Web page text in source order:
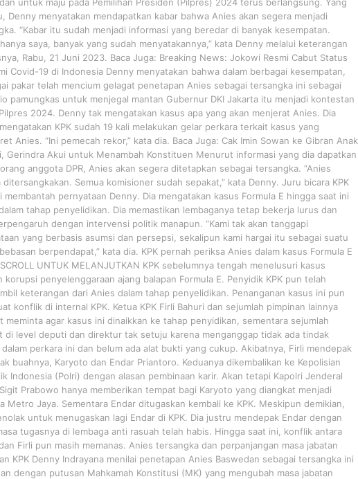
Denny menyatakan mendapatkan kabar bahwa Anies akan segera menjadi
“Kabar itu sudah menjadi informasi yang beredar di banyak kesempatan.
saya, banyak yang sudah menyatakannya,” kata Denny melalui keterangan
Rabu, 21 Juni 2023. Baca Juga: Breaking News: Jokowi Resmi Cabut Status
Covid-19 di Indonesia Denny menyatakan bahwa dalam berbagai kesempatan,
pakar telah mencium gelagat penetapan Anies sebagai tersangka ini sebagai
pamungkas untuk menjegal mantan Gubernur DKI Jakarta itu menjadi kontestan
2024. Denny tak mengatakan kasus apa yang akan menjerat Anies. Dia
KPK sudah 19 kali melakukan gelar perkara terkait kasus yang
Anies. “Ini pemecah rekor,” kata dia. Baca Juga: Cak Imin Sowan ke Gibran Anak
Gerindra Akui untuk Menambah Konstituen Menurut informasi yang dia dapatkan
anggota DPR, Anies akan segera ditetapkan sebagai tersangka. “Anies
ditersangkakan. Semua komisioner sudah sepakat,” kata Denny. Juru bicara KPK
membantah pernyataan Denny. Dia mengatakan kasus Formula E hingga saat ini
tahap penyelidikan. Dia memastikan lembaganya tetap bekerja lurus dan
dengan intervensi politik manapun. “Kami tak akan tanggapi
yang berbasis asumsi dan persepsi, sekalipun kami hargai itu sebagai suatu
berpendapat,” kata dia. KPK pernah periksa Anies dalam kasus Formula E
UNTUK MELANJUTKAN KPK sebelumnya tengah menelusuri kasus
korupsi penyelenggaraan ajang balapan Formula E. Penyidik KPK pun telah
keterangan dari Anies dalam tahap penyelidikan. Penanganan kasus ini pun
konflik di internal KPK. Ketua KPK Firli Bahuri dan sejumlah pimpinan lainnya
meminta agar kasus ini dinaikkan ke tahap penyidikan, sementara sejumlah
di level deputi dan direktur tak setuju karena menganggap tidak ada tindak
dalam perkara ini dan belum ada alat bukti yang cukup. Akibatnya, Firli mendepak
buahnya, Karyoto dan Endar Priantoro. Keduanya dikembalikan ke Kepolisian
Indonesia (Polri) dengan alasan pembinaan karir. Akan tetapi Kapolri Jenderal
Prabowo hanya memberikan tempat bagi Karyoto yang diangkat menjadi
Metro Jaya. Sementara Endar ditugaskan kembali ke KPK. Meskipun demikian,
untuk menugaskan lagi Endar di KPK. Dia justru mendepak Endar dengan
tugasnya di lembaga anti rasuah telah habis. Hingga saat ini, konflik antara
Firli pun masih memanas. Anies tersangka dan perpanjangan masa jabatan
KPK Denny Indrayana menilai penetapan Anies Baswedan sebagai tersangka ini
dengan putusan Mahkamah Konstitusi (MK) yang mengubah masa jabatan